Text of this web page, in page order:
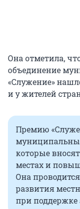
Она отметила,
объединение
«Служение»
и у жителей
Премию
которые
местах и
Она
развития
при поддержке